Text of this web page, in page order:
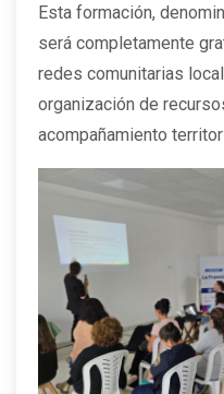
Esta formación,
será completamente
redes comunitarias
organización de
acompañamiento